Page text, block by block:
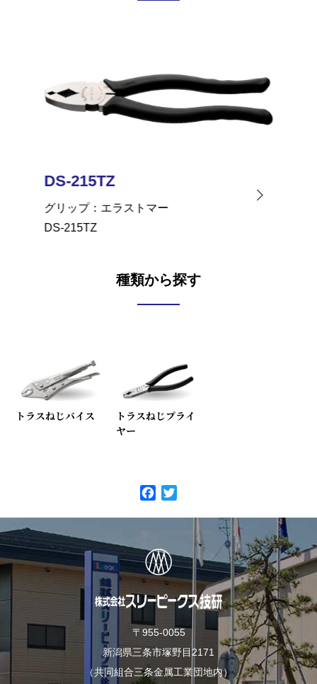
DS-215TZ
グリップ
エラストマー
DS-215TZ
種類から探す
トラスねじバイス
トラスねじプライ
ヤー
b
o
k
t
e
〒955-0055
新潟県三条市塚野目2171
（共同組合三条金属工業団地内）